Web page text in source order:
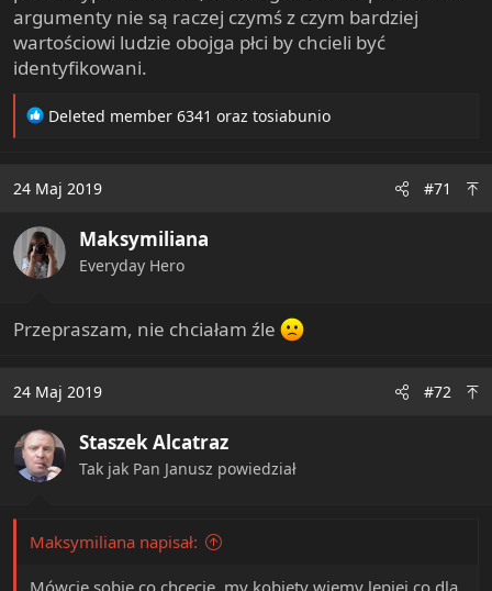
argumenty nie są raczej czymś z czym bardziej
wartościowi ludzie obojga płci by chcieli być
identyfikowani.
R
t
o
n
s
Deleted member 6341 oraz tosiabunio
24 Maj 2019 #71
Maksymiliana
Everyday Hero
Przepraszam, nie chciałam źle
24 Maj 2019 #72
Staszek Alcatraz
Tak jak Pan Janusz powiedział
Maksymiliana napisał: